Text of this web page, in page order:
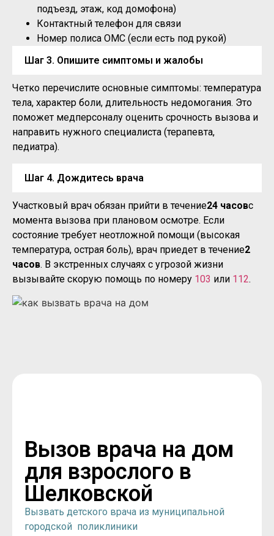
подъезд, этаж, код домофона)
Контактный телефон для связи
Номер полиса ОМС (если есть под рукой)
Шаг 3. Опишите симптомы и жалобы
Четко перечислите основные симптомы: температура
тела, характер боли, длительность недомогания. Это
поможет медперсоналу оценить срочность вызова и
направить нужного специалиста (терапевта,
педиатра).
Шаг 4. Дождитесь врача
Участковый врач обязан прийти в течение24 часовс
момента вызова при плановом осмотре. Если
состояние требует неотложной помощи (высокая
температура, острая боль), врач приедет в течение2
часов. В экстренных случаях с угрозой жизни
вызывайте скорую помощь по номеру 103 или 112.
Вызов врача на дом
для взрослого в
Шелковской
Вызвать детского врача из муниципальной
городской поликлиники